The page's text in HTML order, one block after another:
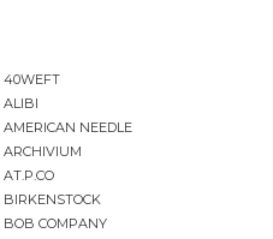
40WEFT
ALIBI
AMERICAN NEEDLE
ARCHIVIUM
AT.P.CO
BIRKENSTOCK
BOB COMPANY